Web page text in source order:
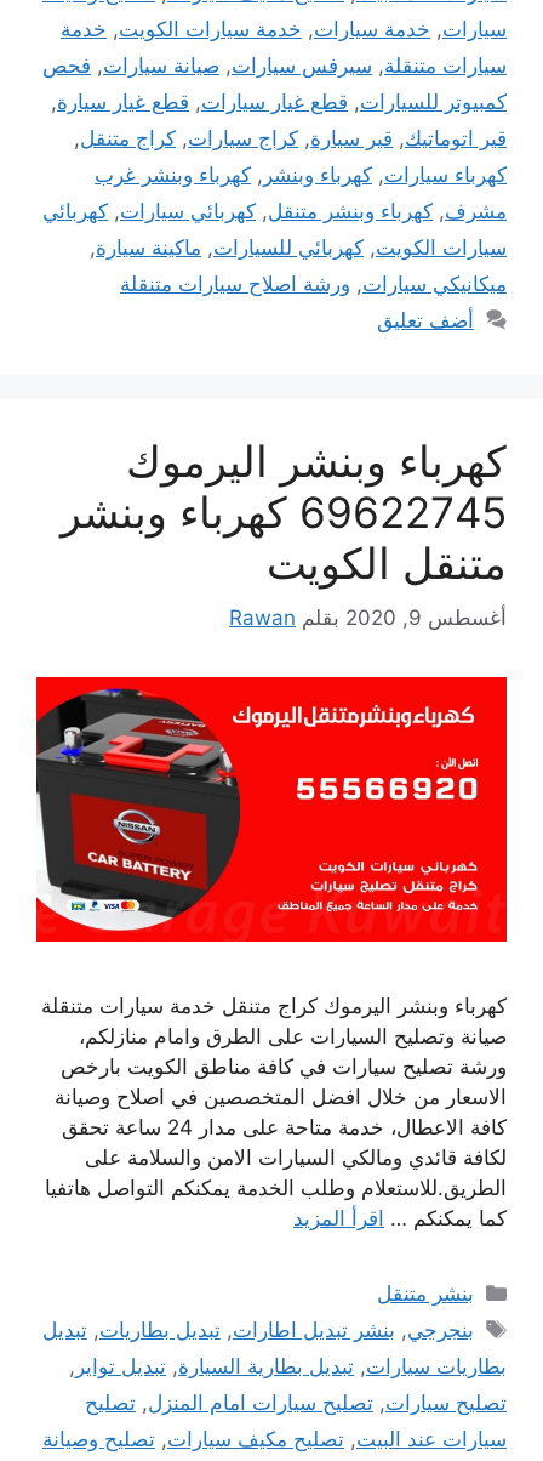
سيارات, خدمة سيارات, خدمة سيارات الكويت, خدمة
سيارات متنقلة, سيرفس سيارات, صيانة سيارات, فحص
كمبيوتر للسيارات, قطع غيار سيارات, قطع غيار سيارة,
قير اتوماتيك, قير سيارة, كراج سيارات, كراج متنقل,
كهرباء سيارات, كهرباء وبنشر , كهرباء وبنشر غرب
مشرف, كهرباء وبنشر متنقل, كهربائي سيارات, كهربائي
سيارات الكويت, كهربائي للسيارات, ماكينة سيارة,
ميكانيكي سيارات, ورشة اصلاح سيارات متنقلة
أضف تعليق
كهرباء وبنشر اليرموك
69622745 كهرباء وبنشر
متنقل الكويت
أغسطس 9, 2020 بقلم Rawan
كهرباء وبنشر اليرموك كراج متنقل خدمة سيارات متنقلة
صيانة وتصليح السيارات على الطرق وامام منازلكم،
ورشة تصليح سيارات في كافة مناطق الكويت بارخص
الاسعار من خلال افضل المتخصصين في اصلاح وصيانة
كافة الاعطال، خدمة متاحة على مدار 24 ساعة تحقق
لكافة قائدي ومالكي السيارات الامن والسلامة على
الطريق.للاستعلام وطلب الخدمة يمكنكم التواصل هاتفيا
كما يمكنكم … اقرأ المزيد
التصنيفات
بنشر متنقل
الوسوم
بنجرجي, بنشر تبديل اطارات,تبديل بطاريات,تبديل
بطاريات سيارات, تبديل بطارية السيارة, تبديل تواير ,
تصليح سيارات, تصليح سيارات امام المنزل, تصليح
سيارات عند البيت, تصليح مكيف سيارات, تصليح وصيانة